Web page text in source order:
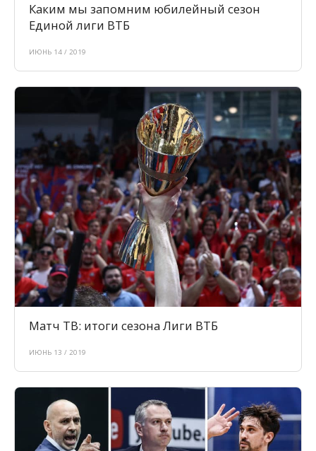
Каким мы запомним юбилейный сезон
Единой лиги ВТБ
ИЮНЬ 14 / 2019
Матч ТВ: итоги сезона Лиги ВТБ
ИЮНЬ 13 / 2019